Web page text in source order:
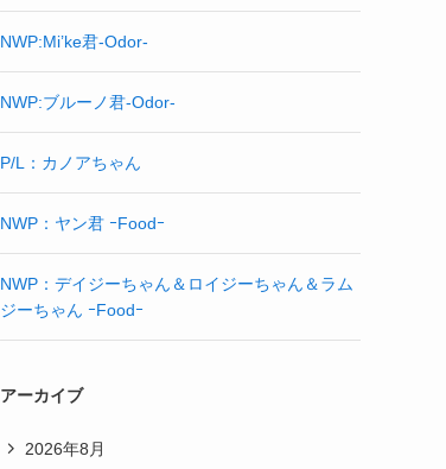
NWP:Mi’ke君-Odor-
NWP:ブルーノ君-Odor-
P/L：カノアちゃん
NWP：ヤン君 ｰFoodｰ
NWP：デイジーちゃん＆ロイジーちゃん＆ラム
ジーちゃん ｰFoodｰ
アーカイブ
2026年8月